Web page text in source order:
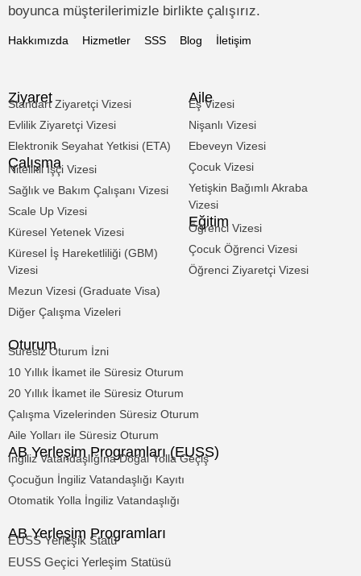
boyunca müşterilerimizle birlikte çalışırız.
Hakkımızda Hizmetler SSS Blog İletişim
Ziyaret
Standart Ziyaretçi Vizesi
Evlilik Ziyaretçi Vizesi
Elektronik Seyahat Yetkisi (ETA)
Çalışma
Nitelikli İşçi Vizesi
Sağlık ve Bakım Çalışanı Vizesi
Scale Up Vizesi
Küresel Yetenek Vizesi
Küresel İş Hareketliliği (GBM)
Vizesi
Mezun Vizesi (Graduate Visa)
Diğer Çalışma Vizeleri
Aile
Eş Vizesi
Nişanlı Vizesi
Ebeveyn Vizesi
Çocuk Vizesi
Yetişkin Bağımlı Akraba
Vizesi
Eğitim
Öğrenci Vizesi
Çocuk Öğrenci Vizesi
Öğrenci Ziyaretçi Vizesi
Oturum
Süresiz Oturum İzni
10 Yıllık İkamet ile Süresiz Oturum
20 Yıllık İkamet ile Süresiz Oturum
Çalışma Vizelerinden Süresiz Oturum
Aile Yolları ile Süresiz Oturum
AB Yerleşim Programları (EUSS)
İngiliz Vatandaşlığına Doğal Yolla Geçiş
Çocuğun İngiliz Vatandaşlığı Kayıtı
Otomatik Yolla İngiliz Vatandaşlığı
AB Yerleşim Programları
EUSS Yerleşik Statü
EUSS Geçici Yerleşim Statüsü